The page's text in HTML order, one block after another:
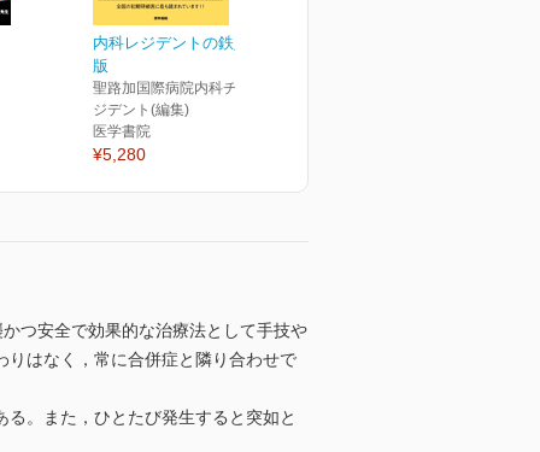
内科レジデントの鉄則 第4
版
聖路加国際病院内科チーフレ
ジデント(編集)
医学書院
¥5,280
つ安全で効果的な治療法として手技や
はなく，常に合併症と隣り合わせで
。また，ひとたび発生すると突如と